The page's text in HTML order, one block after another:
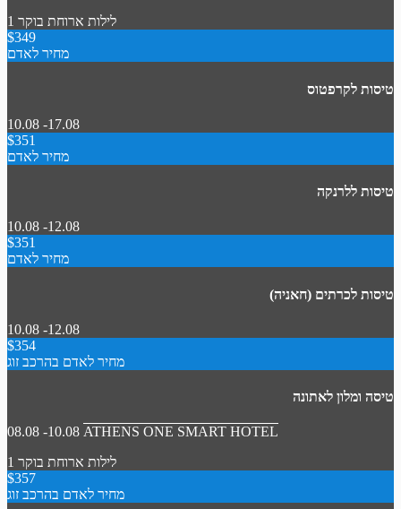
1 לילות ארוחת בוקר
$349
מחיר לאדם
טיסות לקרפטוס
10.08 -17.08
$351
מחיר לאדם
טיסות ללרנקה
10.08 -12.08
$351
מחיר לאדם
טיסות לכרתים (חאניה)
10.08 -12.08
$354
מחיר לאדם בהרכב זוג
טיסה ומלון לאתונה
08.08 -10.08 ATHENS ONE SMART HOTEL
1 לילות ארוחת בוקר
$357
מחיר לאדם בהרכב זוג